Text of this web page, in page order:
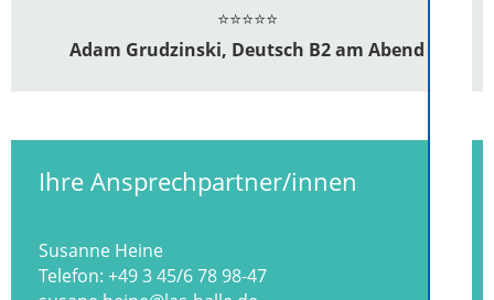
⭐⭐⭐⭐⭐
Adam Grudzinski, Deutsch B2 am Abend
Ihre Ansprechpartner/innen
Susanne Heine
Telefon: +49 3 45/6 78 98-47